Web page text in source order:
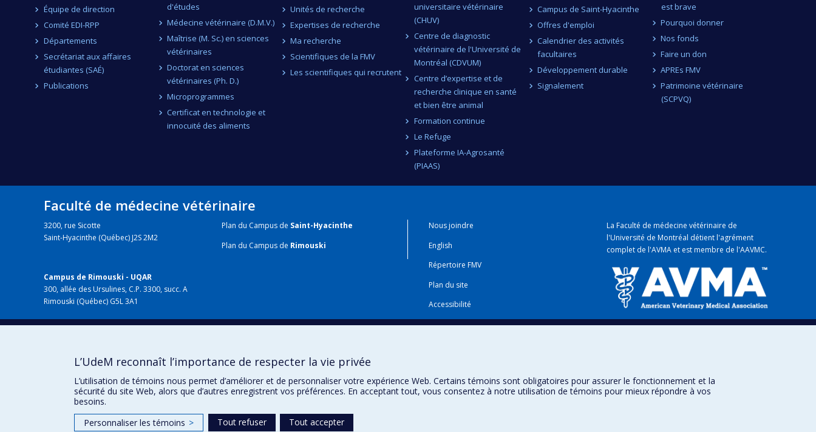
Équipe de direction
Comité EDI-RPP
Départements
Secrétariat aux affaires
étudiantes (SAÉ)
Publications
d'études
Médecine vétérinaire (D.M.V.)
Maîtrise (M. Sc.) en sciences
vétérinaires
Doctorat en sciences
vétérinaires (Ph. D.)
Microprogrammes
Certificat en technologie et
innocuité des aliments
Unités de recherche
Expertises de recherche
Ma recherche
Scientifiques de la FMV
Les scientifiques qui recrutent
universitaire vétérinaire
(CHUV)
Centre de diagnostic
vétérinaire de l'Université de
Montréal (CDVUM)
Centre d’expertise et de
recherche clinique en santé
et bien être animal
Formation continue
Le Refuge
Plateforme IA-Agrosanté
(PIAAS)
Campus de Saint-Hyacinthe
Offres d'emploi
Calendrier des activités
facultaires
Développement durable
Signalement
est brave
Pourquoi donner
Nos fonds
Faire un don
APREs FMV
Patrimoine vétérinaire
(SCPVQ)
Faculté de médecine vétérinaire
3200, rue Sicotte
Saint-Hyacinthe (Québec) J2S 2M2
Campus de Rimouski - UQAR
300, allée des Ursulines, C.P. 3300, succ. A
Rimouski (Québec) G5L 3A1
Plan du Campus de Saint-Hyacinthe
Plan du Campus de Rimouski
Nous joindre
English
Répertoire FMV
Plan du site
Accessibilité
Gabarits et image de marque
La Faculté de médecine vétérinaire de
l'Université de Montréal détientl'agrément
complet de l'AVMA et est membre de l'AAVMC.
L’UdeM reconnaît l’importance de respecter la vie privée
L’utilisation de témoins nous permet d’améliorer et de personnaliser votre expérience Web. Certains témoins sont obligatoires pour assurer le fonctionnement et la
sécurité du site Web, alors que d’autres enregistrent vos préférences. En acceptant tout, vous consentez à notre utilisation de témoins pour mieux répondre à vos
besoins.
Personnaliser les témoins > Tout refuser Tout accepter